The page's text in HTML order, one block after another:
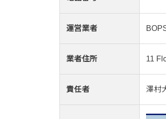
運営業者
業者住所 11
責任者 澤村